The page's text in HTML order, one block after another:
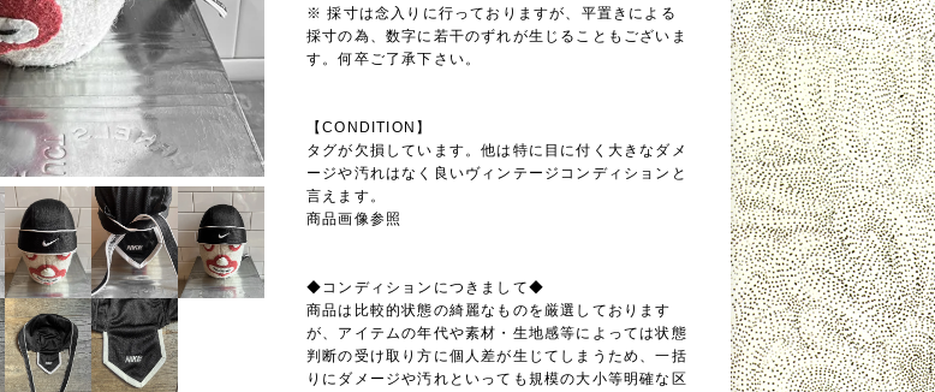
※ 採寸は念入りに行っておりますが、平置きによる
採寸の為、数字に若干のずれが生じることもございま
す。何卒ご了承下さい。
【CONDITION】
タグが欠損しています。他は特に目に付く大きなダメ
ージや汚れはなく良いヴィンテージコンディションと
言えます。
商品画像参照
◆コンディションにつきまして◆
商品は比較的状態の綺麗なものを厳選しております
が、アイテムの年代や素材・生地感等によっては状態
判断の受け取り方に個人差が生じてしまうため、一括
りにダメージや汚れといっても規模の大小等明確な区